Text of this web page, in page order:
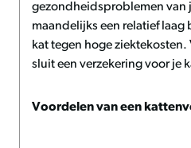
gezondheidsproblemen van
maandelijks een relatief laag
kat tegen hoge
sluit een verzekering voor je
Voordelen van een